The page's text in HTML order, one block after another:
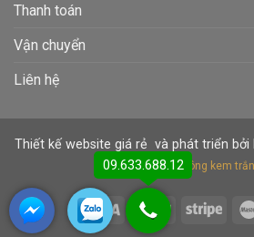
Thanh toán
Vận chuyển
Liên hệ
Thiết kế website giá rẻ và phát triển bởi
phẩm gia công kem
09.633.688.12